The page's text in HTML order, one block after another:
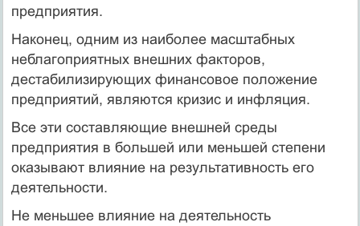
предприятия.
Наконец, одним из наиболее масштабных
неблагоприятных внешних факторов,
дестабилизирующих финансовое положение
предприятий, являются кризис и инфляция.
Все эти составляющие внешней среды
предприятия в большей или меньшей степени
оказывают влияние на результативность его
деятельности.
Не меньшее влияние на деятельность